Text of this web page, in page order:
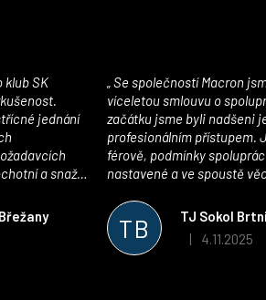
je 5 z 5 hvězdiček.
jednání
a snaží
TB
TJ Sokol
Hodnocení
4.11.2025
víceletou smlouvu o
začátku jsme byli nadšeni
profesionálním přístupem.
férově, podmínky
nastavené a ve spoustě
velmi kvalitní a příjemné na
oceňujeme také vytvoření
který je perfektně